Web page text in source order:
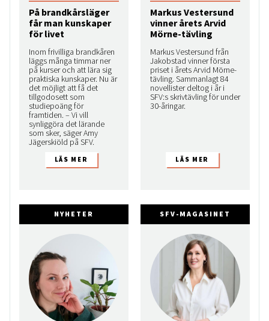
På brandkårsläger
får man kunskaper
för livet
Inom frivilliga brandkåren
läggs många timmar ner
på kurser och att lära sig
praktiska kunskaper. Nu är
det möjligt att få det
tillgodosett som
studiepoäng för
framtiden. – Vi vill
synliggöra det lärande
som sker, säger Amy
Jägerskiöld på SFV.
Markus Vestersund
vinner årets Arvid
Mörne-tävling
Markus Vestersund från
Jakobstad vinner första
priset i årets Arvid Mörne-
tävling. Sammanlagt 84
novellister deltog i år i
SFV:s skrivtävling för under
30-åringar.
NYHETER SFV-MAGASINET